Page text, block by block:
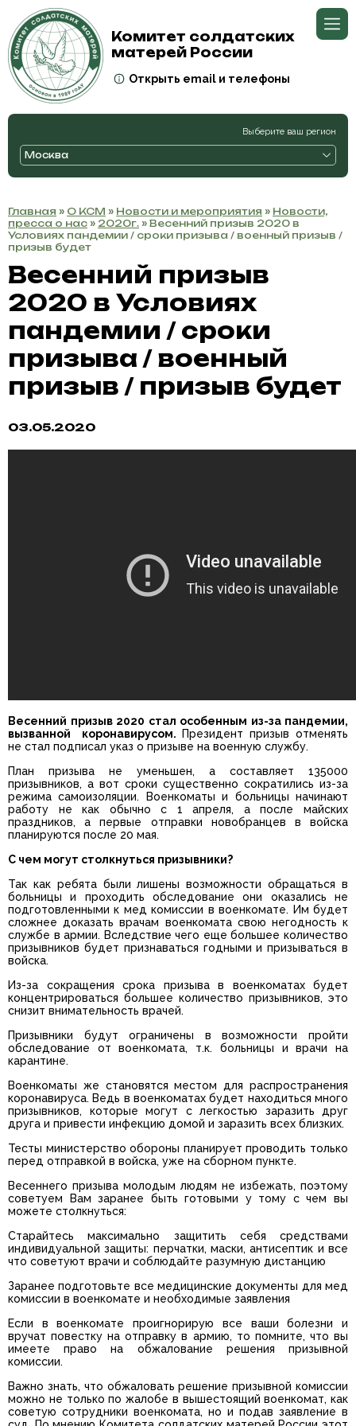
Комитет солдатских
матерей России
Открыть email и телефоны
Выберите ваш регион
Москва
Главная » О КСМ » Новости и мероприятия » Новости,
пресса о нас » 2020г. » Весенний призыв 2020 в
Условиях пандемии / сроки призыва / военный призыв /
призыв будет
Весенний призыв
2020 в Условиях
пандемии / сроки
призыва / военный
призыв / призыв будет
03.05.2020
Весенний призыв 2020 стал особенным из-за пандемии,
вызванной коронавирусом. Президент призыв отменять
не стал подписал указ о призыве на военную службу.
План призыва не уменьшен, а составляет 135000
призывников, а вот сроки существенно сократились из-за
режима самоизоляции. Военкоматы и больницы начинают
работу не как обычно с 1 апреля, а после майских
праздников, а первые отправки новобранцев в войска
планируются после 20 мая.
С чем могут столкнуться призывники?
Так как ребята были лишены возможности обращаться в
больницы и проходить обследование они оказались не
подготовленными к мед комиссии в военкомате. Им будет
сложнее доказать врачам военкомата свою негодность к
службе в армии. Вследствие чего еще большее количество
призывников будет признаваться годными и призываться в
войска.
Из-за сокращения срока призыва в военкоматах будет
концентрироваться большее количество призывников, это
снизит внимательность врачей.
Призывники будут ограничены в возможности пройти
обследование от военкомата, т.к. больницы и врачи на
карантине.
Военкоматы же становятся местом для распространения
коронавируса. Ведь в военкоматах будет находиться много
призывников, которые могут с легкостью заразить друг
друга и привести инфекцию домой и заразить всех близких.
Тесты министерство обороны планирует проводить только
перед отправкой в войска, уже на сборном пункте.
Весеннего призыва молодым людям не избежать, поэтому
советуем Вам заранее быть готовыми у тому с чем вы
можете столкнуться:
Старайтесь максимально защитить себя средствами
индивидуальной защиты: перчатки, маски, антисептик и все
что советуют врачи и соблюдайте разумную дистанцию
Заранее подготовьте все медицинские документы для мед
комиссии в военкомате и необходимые заявления
Если в военкомате проигнорирую все ваши болезни и
вручат повестку на отправку в армию, то помните, что вы
имеете право на обжалование решения призывной
комиссии.
Важно знать, что обжаловать решение призывной комиссии
можно не только по жалобе в вышестоящий военкомат, как
советую сотрудники военкомата, но и подав заявление в